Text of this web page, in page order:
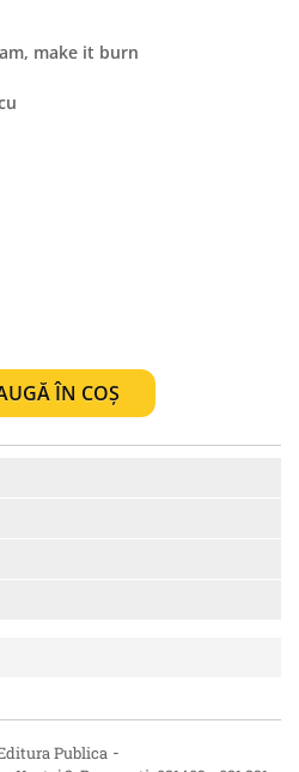
make it burn
ÎN COȘ
Publica -